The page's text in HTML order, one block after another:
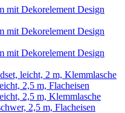
mit Dekorelement Design
mit Dekorelement Design
mit Dekorelement Design
leicht, 2 m, Klemmlasche
2,5 m, Flacheisen
2,5 m, Klemmlasche
2,5 m, Flacheisen